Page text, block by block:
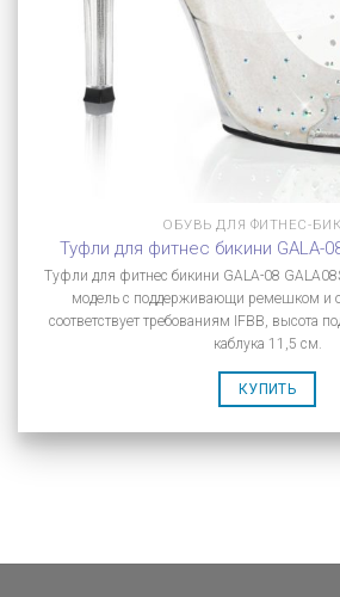
ОБУВЬ ДЛЯ ФИТНЕС-
Туфли для фитнес бикини GALA-
Туфли для фитнес бикини GALA-08
модель с поддерживающи ремешком и
соответствует требованиям IFBB, высота
каблука 11,5 см.
КУПИТЬ